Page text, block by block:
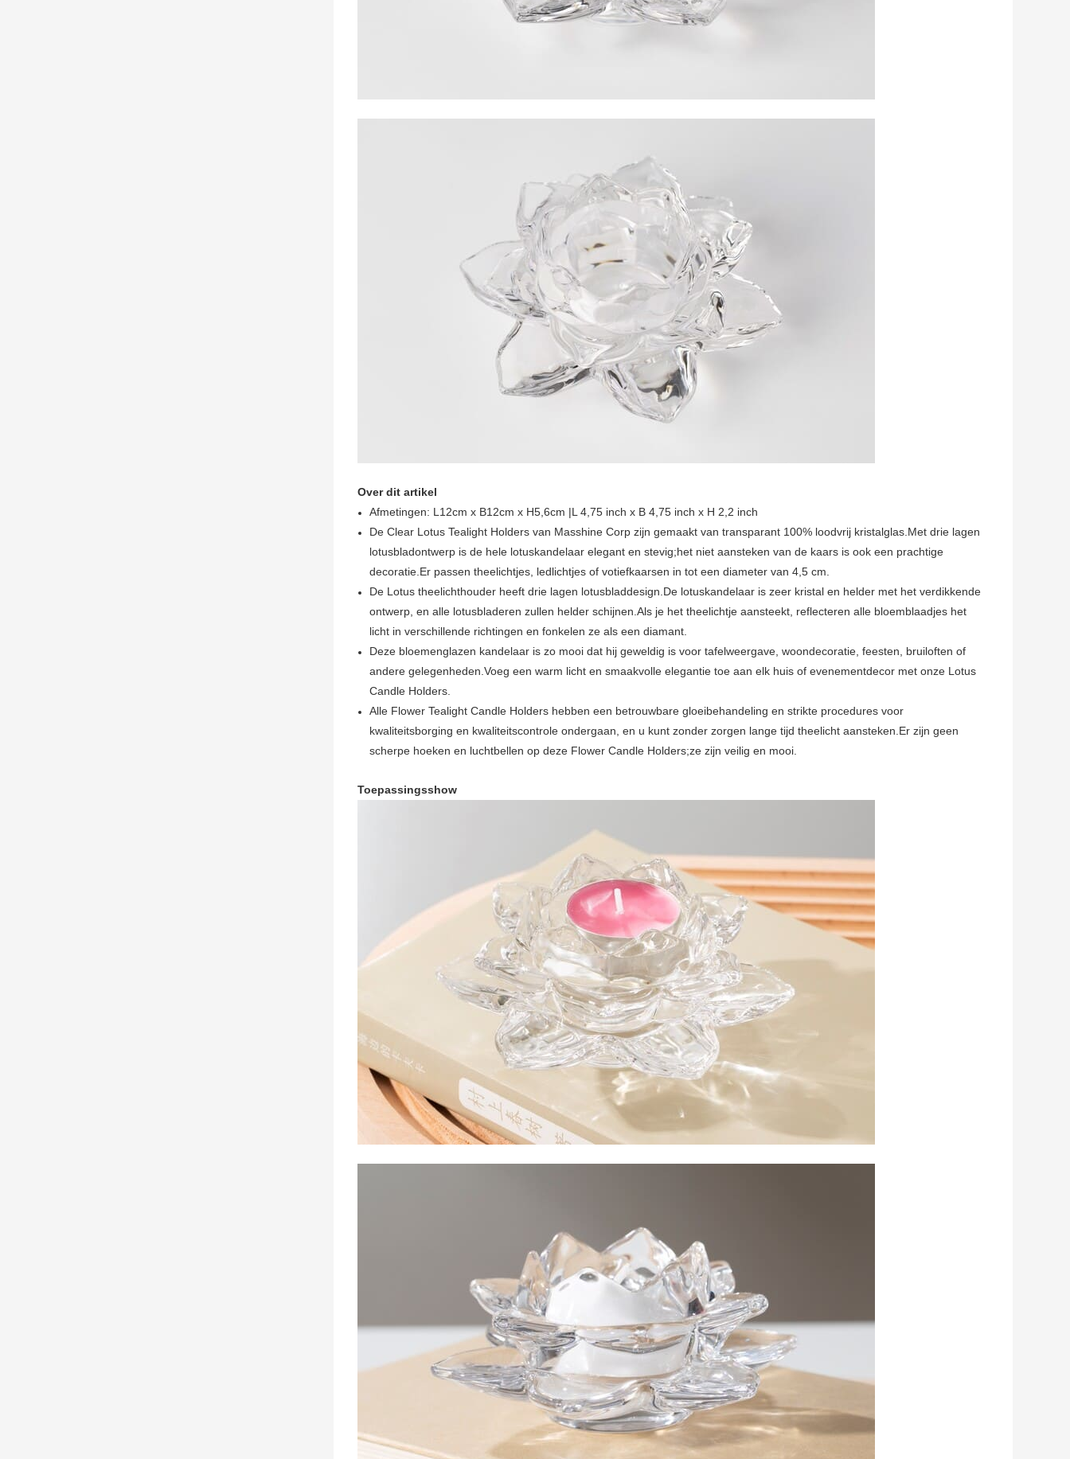
Over dit artikel
Afmetingen: L12cm x B12cm x H5,6cm |L 4,75 inch x B 4,75 inch x H 2,2 inch
De Clear Lotus Tealight Holders van Masshine Corp zijn gemaakt van transparant 100% loodvrij kristalglas.Met drie lagen
lotusbladontwerp is de hele lotuskandelaar elegant en stevig;het niet aansteken van de kaars is ook een prachtige
decoratie.Er passen theelichtjes, ledlichtjes of votiefkaarsen in tot een diameter van 4,5 cm.
De Lotus theelichthouder heeft drie lagen lotusbladdesign.De lotuskandelaar is zeer kristal en helder met het verdikkende
ontwerp, en alle lotusbladeren zullen helder schijnen.Als je het theelichtje aansteekt, reflecteren alle bloemblaadjes het
licht in verschillende richtingen en fonkelen ze als een diamant.
Deze bloemenglazen kandelaar is zo mooi dat hij geweldig is voor tafelweergave, woondecoratie, feesten, bruiloften of
andere gelegenheden.Voeg een warm licht en smaakvolle elegantie toe aan elk huis of evenementdecor met onze Lotus
Candle Holders.
Alle Flower Tealight Candle Holders hebben een betrouwbare gloeibehandeling en strikte procedures voor
kwaliteitsborging en kwaliteitscontrole ondergaan, en u kunt zonder zorgen lange tijd theelicht aansteken.Er zijn geen
scherpe hoeken en luchtbellen op deze Flower Candle Holders;ze zijn veilig en mooi.
Toepassingsshow